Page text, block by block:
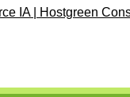
IA | Hostgreen